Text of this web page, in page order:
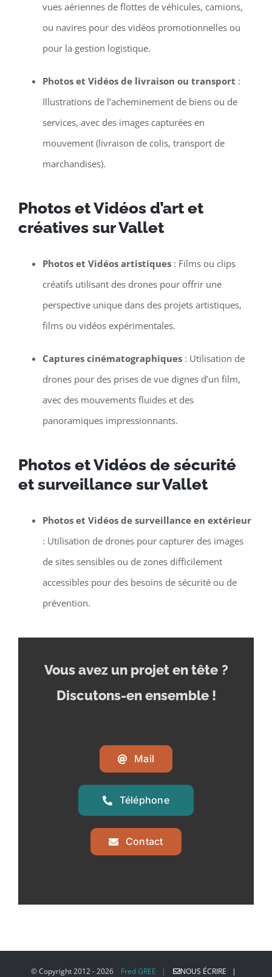
vues aériennes de flottes de véhicules, camions,
ou navires pour des vidéos promotionnelles ou
pour la gestion logistique.
Photos et Vidéos de livraison ou transport :
Illustrations de l’acheminement de biens ou de
services, avec des images capturées en
mouvement (livraison de colis, transport de
marchandises).
Photos et Vidéos d’art et
créatives sur Vallet
Photos et Vidéos artistiques: Films ou clips
créatifs utilisant des drones pour offrir une
perspective unique dans des projets artistiques,
films ou vidéos expérimentales.
Captures cinématographiques: Utilisation de
drones pour des prises de vue dignes d’un film,
avec des mouvements fluides et des
panoramiques impressionnants.
Photos et Vidéos de sécurité
et surveillance sur Vallet
Photos et Vidéos de surveillance en extérieur
: Utilisation de drones pour capturer des images
de sites sensibles ou de zones difficilement
accessibles pour des besoins de sécurité ou de
prévention.
Vous avez un projet en tête ?
Discutons-en ensemble !
Mail
Téléphone
Contact
© Copyright 2012 -2026 Fred GREE | NOUS ÉCRIRE |